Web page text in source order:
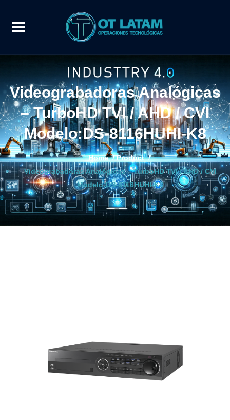
Videograbadoras Analógicas
– TurboHD TVI / AHD / CVI
Modelo:DS-8116HUHI-K8
Home/Product/
Videograbadoras Analógicas – TurboHD TVI / AHD / CVI
Modelo:DS-8116HUHI-K8